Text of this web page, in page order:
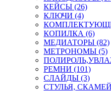
КЕЙСЫ (26)
КЛЮЧИ (4)
КОПИЛКА (6)
МЕДИАТОРЫ (82)
МЕТРОНОМЫ (5)
РЕМНИ (101)
СЛАЙДЫ (3)
СТУЛЬЯ,